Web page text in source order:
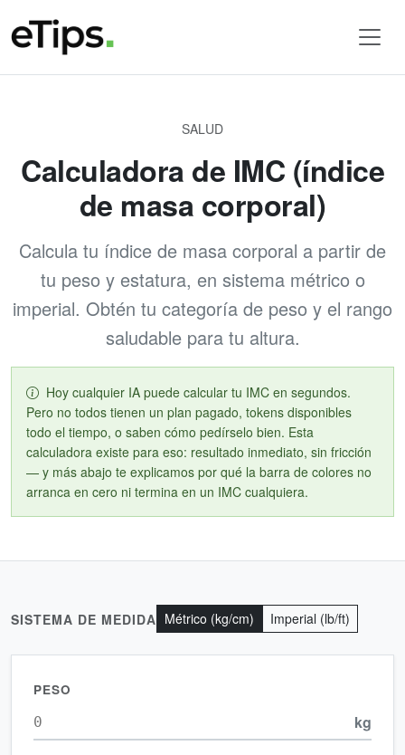
SALUD
Calculadora de IMC (índice
de masa corporal)
Calcula tu índice de masa corporal a partir de
tu peso y estatura, en sistema métrico o
imperial. Obtén tu categoría de peso y el rango
saludable para tu altura.
Hoy cualquier IA puede calcular tu IMC en segundos.
Pero no todos tienen un plan pagado, tokens disponibles
todo el tiempo, o saben cómo pedírselo bien. Esta
calculadora existe para eso: resultado inmediato, sin fricción
— y más abajo te explicamos por qué la barra de colores no
arranca en cero ni termina en un IMC cualquiera.
SISTEMA DE MEDIDA Métrico (kg/cm) Imperial (lb/ft)
PESO
kg